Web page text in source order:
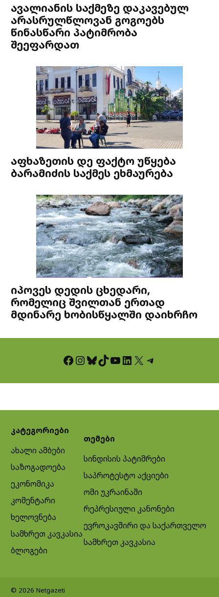
ავალიანის საქმეზე დაკავებულ
არასრულწლოვან გოგოებს
წინასწარი პატიმრობა
შეეფარდათ
აფხაზეთის დე ფაქტო უწყება
ბარამიძის საქმეს ეხმაურება
იპოვეს დედის ცხედარი,
რომელიც შვილთან ერთად
მდინარე ხობისწყალში დაიხრჩო
Facebook InstagramBluesky TikTok YouTube LinkedIn X Telegram
კატეგორიები
ახალი ამბები
საზოგადოება
ეკონომიკა
კომენტარი
ხელოვნება
სამხრეთ კავკასია
ბლოგები
თემები
სინდისის პატიმრები
საპროტესტო აქციები
ომი უკრაინაში
რეპრესიული კანონები
ევროკავშირი და საქართველო
სამხრეთ კავკასია
© 2026 Netgazeti